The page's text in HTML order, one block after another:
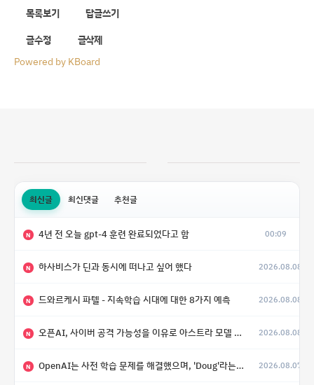
목록보기
답글쓰기
글수정
글삭제
Powered by KBoard
최신글 최신댓글 추천글
N 4년 전 오늘 gpt-4 훈련 완료되었다고 함 00:09
N 하사비스가 딘과 동시에 떠나고 싶어 했다 2026.08.08
N 드와르케시 파텔 - 지속학습 시대에 대한 8가지 예측 2026.08.08
N 오픈AI, 사이버 공격 가능성을 이유로 아스트라 모델 출시 연기 2026.08.08
N OpenAI는 사전 학습 문제를 해결했으며, 'Doug'라는 코드명을 가진 훨씬 더 큰 모델을 활발히 개발 중 2026.08.07